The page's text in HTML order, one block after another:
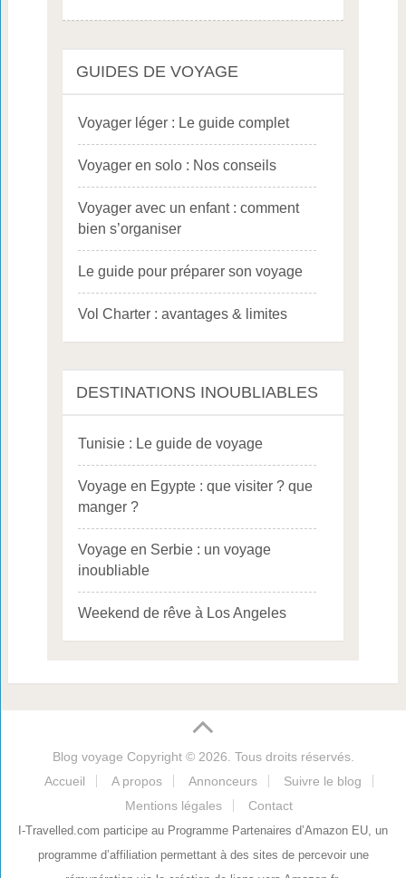
GUIDES DE VOYAGE
Voyager léger : Le guide complet
Voyager en solo : Nos conseils
Voyager avec un enfant : comment
bien s’organiser
Le guide pour préparer son voyage
Vol Charter : avantages & limites
DESTINATIONS INOUBLIABLES
Tunisie : Le guide de voyage
Voyage en Egypte : que visiter ? que
manger ?
Voyage en Serbie : un voyage
inoubliable
Weekend de rêve à Los Angeles
Blog voyage Copyright © 2026. Tous droits réservés.
Accueil
A propos Annonceurs
Suivre le blog
Mentions légales
Contact
I-Travelled.com participe au Programme Partenaires d’Amazon EU, un
programme d’affiliation permettant à des sites de percevoir une